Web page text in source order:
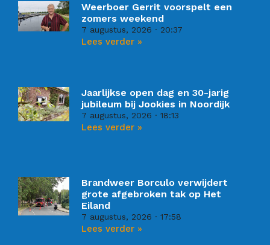
Weerboer Gerrit voorspelt een
zomers weekend
7 augustus, 2026 20:37
Lees verder »
Jaarlijkse open dag en 30-jarig
jubileum bij Jookies in Noordijk
7 augustus, 2026 18:13
Lees verder »
Brandweer Borculo verwijdert
grote afgebroken tak op Het
Eiland
7 augustus, 2026 17:58
Lees verder »